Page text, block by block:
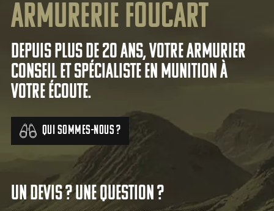
Armurerie Foucart
Depuis plus de 20 ans, votre armurier
conseil et spécialiste en munition à
votre écoute.
Qui sommes-nous ?
Un devis ? Une question ?